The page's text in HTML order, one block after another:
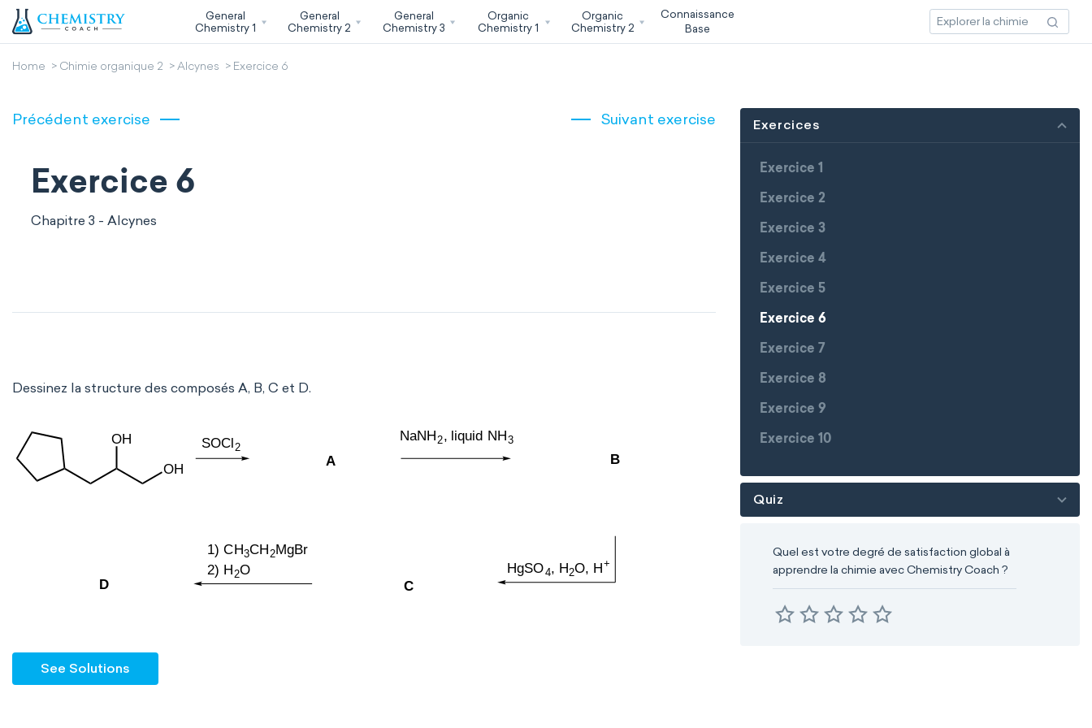
General
Chemistry 1
General
Chemistry 2
General
Chemistry 3
Organic
Chemistry 1
Organic
Chemistry 2
Connaissance
Base
Home Chimie organique 2 Alcynes Exercice 6
Précédent exercise Suivant exercise
Exercice 6
Chapitre 3 - Alcynes
Dessinez la structure des composés A, B, C et D.
See Solutions
Exercices
Exercice 1
Exercice 2
Exercice 3
Exercice 4
Exercice 5
Exercice 6
Exercice 7
Exercice 8
Exercice 9
Exercice 10
Quiz
Quel est votre degré de satisfaction global à
apprendre la chimie avec Chemistry Coach ?